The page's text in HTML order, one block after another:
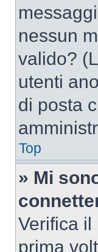
nessun
valido?
utenti
di posta
Top
» Mi
Verifica il
prima